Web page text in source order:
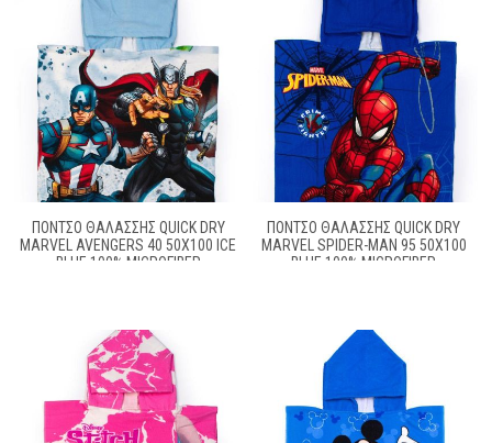
ΠΌΝΤΣΟ ΘΑΛΆΣΣΗΣ QUICK DRY
MARVEL AVENGERS 40 50X100 ICE
BLUE 100% MICROFIBER
ΠΌΝΤΣΟ ΘΑΛΆΣΣΗΣ QUICK DRY
MARVEL SPIDER-MAN 95 50X100
BLUE 100% MICROFIBER